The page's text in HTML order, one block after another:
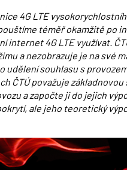
4G LTE
téměř okamžitě po
internet 4G LTE využívat.
a nezobrazuje je na své
udělení souhlasu s
ČTÚ považuje
a započte ji do jejich
ale jeho teoretický